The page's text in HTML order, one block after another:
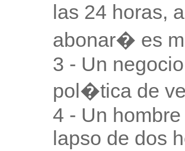
las 24 horas,
abonar� es
3 - Un
pol�tica de
4 - Un
lapso de dos